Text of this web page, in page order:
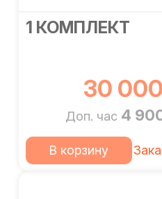
1 КОМПЛЕКТ
30
Доп. час 4
В корзину